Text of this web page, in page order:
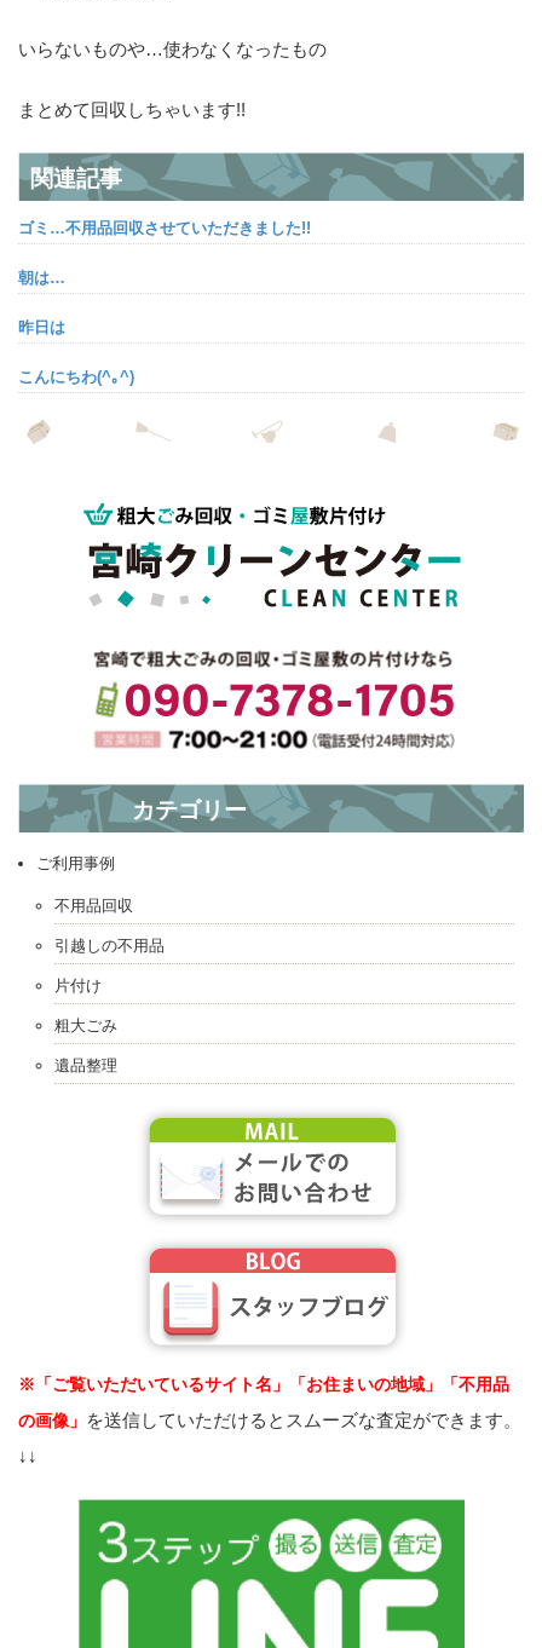
いらないものや…使わなくなったもの
まとめて回収しちゃいます!!
関連記事
ゴミ…不用品回収させていただきました!!
朝は…
昨日は
こんにちわ(^｡^)
? 本日の片付け…
お引っ越し☆ミ ?
カテゴリー
ご利用事例
不用品回収
引越しの不用品
片付け
粗大ごみ
遺品整理
※「ご覧いただいているサイト名」「お住まいの地域」「不用品
の画像」 を送信していただけるとスムーズな査定ができます。
↓↓